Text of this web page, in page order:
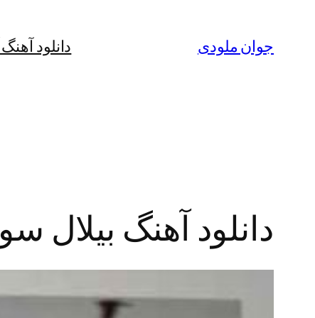
جوان ملودی دانلود
دانلود آهنگ